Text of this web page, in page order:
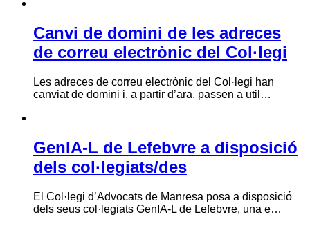
Canvi de domini de les adreces
de correu electrònic del Col·legi
Les adreces de correu electrònic del Col·legi han
canviat de domini i, a partir d’ara, passen a util…
GenIA-L de Lefebvre a disposició
dels col·legiats/des
El Col·legi d’Advocats de Manresa posa a disposició
dels seus col·legiats GenIA-L de Lefebvre, una e…